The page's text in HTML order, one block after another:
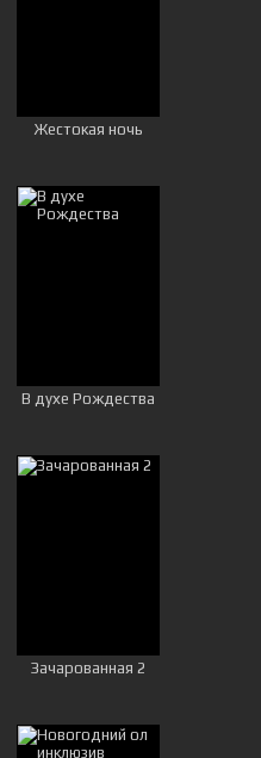
Жестокая ночь
В духе Рождества
Зачарованная 2